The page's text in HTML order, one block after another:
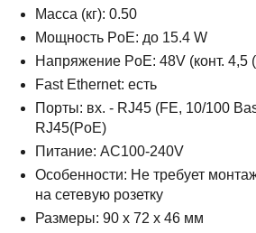
Масса (кг): 0.50
Мощность PoE: до 15.4 W
Напряжение PoE: 48V (конт. 4,5
Fast Ethernet: есть
Порты: вх. - RJ45 (FE, 10/100
RJ45(PoE)
Питание: AC100-240V
Особенности: Не требует
на сетевую розетку
Размеры: 90 x 72 x 46 мм